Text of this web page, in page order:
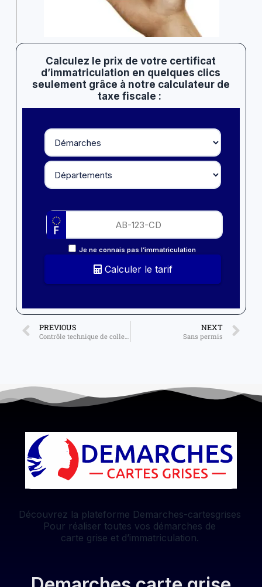
Calculez le prix de votre certificat
d’immatriculation en quelques clics
seulement grâce à notre calculateur de
taxe fiscale :
Je ne connais pas l’immatriculation
Calculer le tarif
PREVIOUS
Contrôle technique de collection
NEXT
Sans permis
Découvrez la plateforme Demarches-cartesgrises
Pour réaliser toutes vos démarches de
carte grise et d’immatriculation.